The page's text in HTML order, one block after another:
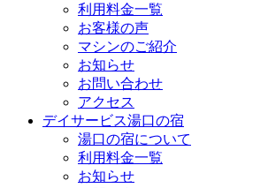
利用料金一覧
お客様の声
マシンのご紹介
お知らせ
お問い合わせ
アクセス
デイサービス湯口の宿
湯口の宿について
利用料金一覧
お知らせ